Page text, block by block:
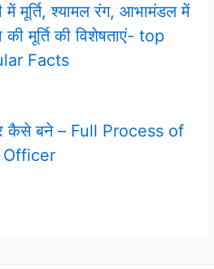
मूर्ति, श्यामल रंग, आभामंडल में
की मूर्ति की विशेषताएं- top
Facts
कैसे बने – Full Process of
Officer